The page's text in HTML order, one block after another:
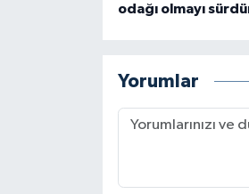
odağı olmayı
Yorumlar